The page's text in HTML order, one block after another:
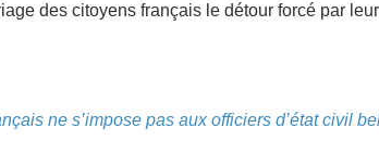
des citoyens français le détour forcé par
ne s’impose pas aux officiers d’état civil